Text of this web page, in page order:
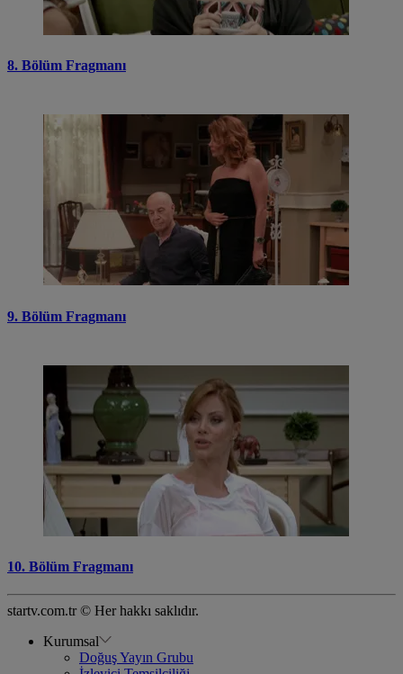
8. Bölüm Fragmanı
9. Bölüm Fragmanı
10. Bölüm Fragmanı
startv.com.tr © Her hakkı saklıdır.
Kurumsal
Doğuş Yayın Grubu